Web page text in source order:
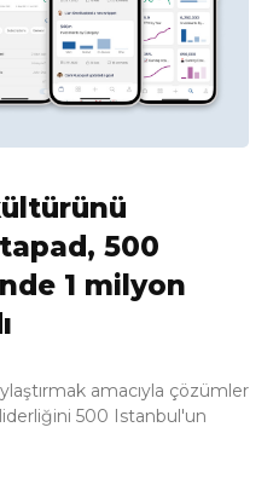
500
1 milyon
amacıyla çözümler
500 Istanbul'un